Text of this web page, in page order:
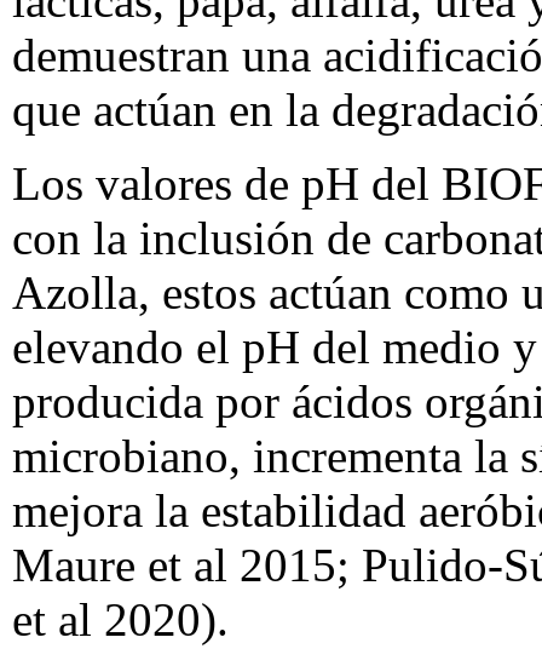
demuestran una
que actúan en la
Los valores de pH del
con la inclusión de
Azolla, estos actúan como
elevando el pH del medio
producida por ácidos
microbiano, incrementa la
mejora la estabilidad
Maure et al 2015; Pulido-
et al 2020).